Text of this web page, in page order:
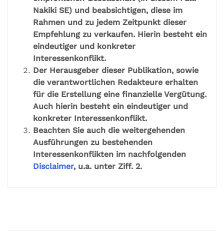
Nakiki SE) und beabsichtigen, diese im
Rahmen und zu jedem Zeitpunkt dieser
Empfehlung zu verkaufen. Hierin besteht ein
eindeutiger und konkreter
Interessenkonflikt.
Der Herausgeber dieser Publikation, sowie
die verantwortlichen Redakteure erhalten
für die Erstellung eine finanzielle Vergütung.
Auch hierin besteht ein eindeutiger und
konkreter Interessenkonflikt.
Beachten Sie auch die weitergehenden
Ausführungen zu bestehenden
Interessenkonflikten im nachfolgenden
Disclaimer, u.a. unter Ziff. 2.